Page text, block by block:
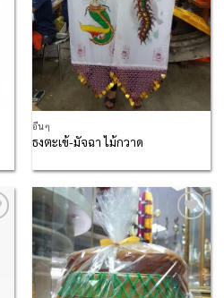
อื่นๆ
ธงตะเข้-มัจฉา ไม้กวาด
Add to
Wishlist